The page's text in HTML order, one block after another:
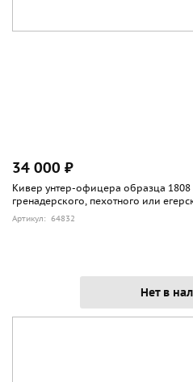
34 000 ₽
Кивер унтер-офицера образца 1808
гренадерского, пехотного или
Артикул: 64832
Нет в